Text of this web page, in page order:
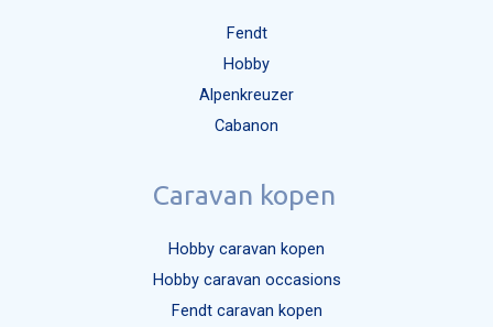
Fendt
Hobby
Alpenkreuzer
Cabanon
Caravan kopen
Hobby caravan kopen
Hobby caravan occasions
Fendt caravan kopen